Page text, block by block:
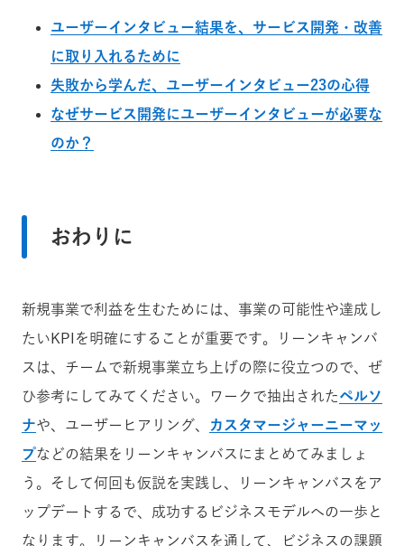
ユーザーインタビュー結果を、サービス開発・改善
に取り入れるために
失敗から学んだ、ユーザーインタビュー23の心得
なぜサービス開発にユーザーインタビューが必要な
のか？
おわりに
新規事業で利益を生むためには、事業の可能性や達成し
たいKPIを明確にすることが重要です。リーンキャンバ
スは、チームで新規事業立ち上げの際に役立つので、ぜ
ひ参考にしてみてください。ワークで抽出されたペルソ
ナや、ユーザーヒアリング、
カスタマージャーニーマッ
プなどの結果をリーンキャンバスにまとめてみましょ
う。そして何回も仮説を実践し、リーンキャンバスをア
ップデートするで、成功するビジネスモデルへの一歩と
なります。リーンキャンバスを通して、ビジネスの課題